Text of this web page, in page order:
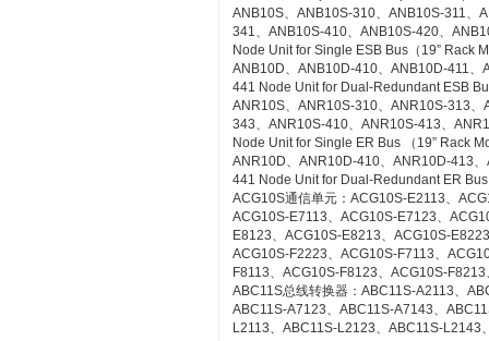
ANB10S、ANB10S-310、ANB10S-311、
341、ANB10S-410、ANB10S-420、
Node Unit for Single ESB Bus（19” Rack
ANB10D、ANB10D-410、ANB10D-411
441 Node Unit for Dual-Redundant ESB
ANR10S、ANR10S-310、ANR10S-313
343、ANR10S-410、ANR10S-413、
Node Unit for Single ER Bus （19” Rack
ANR10D、ANR10D-410、ANR10D-413
441 Node Unit for Dual-Redundant ER
ACG10S通信单元：ACG10S-E2113、
ACG10S-E7113、ACG10S-E7123、
E8123、ACG10S-E8213、ACG10S-
ACG10S-F2223、ACG10S-F7113、
F8113、ACG10S-F8123、ACG10S-
ABC11S总线转换器：ABC11S-A2113、
ABC11S-A7123、ABC11S-A7143、
L2113、ABC11S-L2123、ABC11S-